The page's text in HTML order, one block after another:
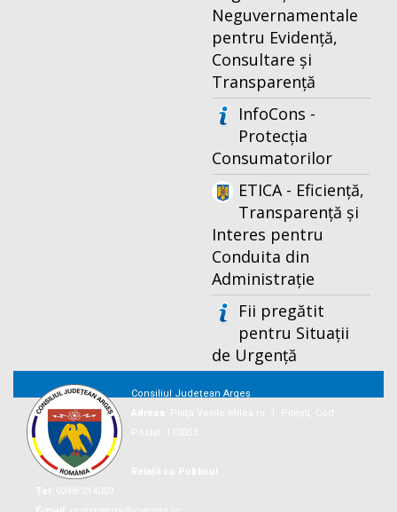
Neguvernamentale
pentru Evidență,
Consultare și
Transparență
InfoCons -
Protecția
Consumatorilor
ETICA - Eficiență,
Transparență și
Interes pentru
Conduita din
Administrație
Fii pregătit
pentru Situații
de Urgență
Consiliul Județean Argeș